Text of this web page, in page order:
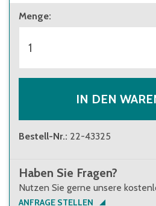
Menge:
IN DEN
Bestell-Nr.: 22-43325
Haben Sie Fragen?
Nutzen Sie gerne unsere
ANFRAGE STELLEN